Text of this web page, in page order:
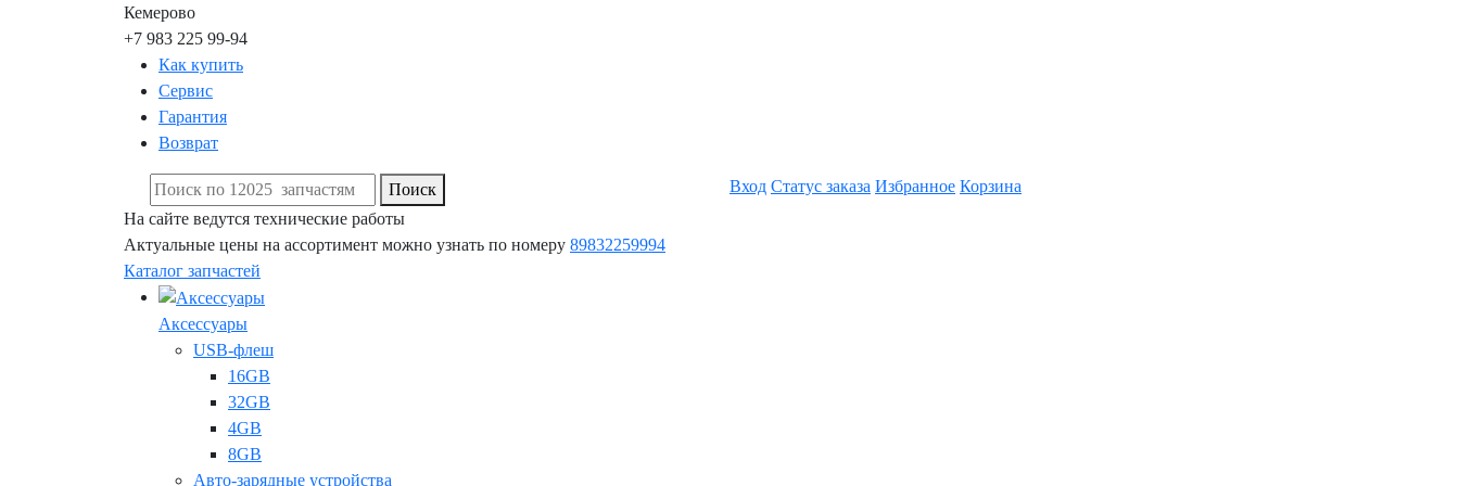
Кемерово
+7 983 225 99-94
Как купить
Сервис
Гарантия
Возврат
Поиск Вход Статус заказа Избранное Корзина
На сайте ведутся технические работы
Актуальные цены на ассортимент можно узнать по номеру 89832259994
Каталог запчастей
Аксессуары
USB-флеш
16GB
32GB
4GB
8GB
Авто-зарядные устройства